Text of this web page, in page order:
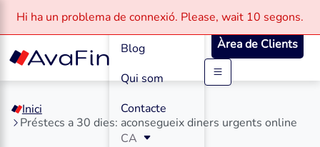
Saltar
contingut
Hi ha un problema de connexió. Please, wait 10 segons.
Blog
Qui som
Contacte
CA
Àrea de Clients
Inici
Préstecs a 30 dies: aconsegueix diners urgents online